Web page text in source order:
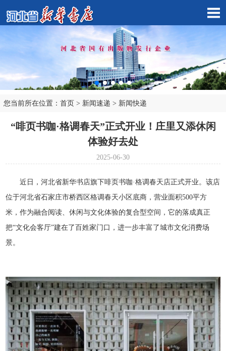
您当前所在位置： 首页 > 新闻速递 > 新闻快递
“啡页书咖·格调春天”正式开业！庄里又添休闲
体验好去处
2025-06-30
近日，河北省新华书店旗下啡页书咖·格调春天店正式开业。该店
位于河北省石家庄市桥西区格调春天小区底商，营业面积500平方
米，作为融合阅读、休闲与文化体验的复合型空间，它的落成真正
把“文化会客厅”建在了百姓家门口，进一步丰富了城市文化消费场
景。